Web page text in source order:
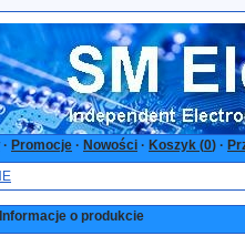
· Promocje · Nowości · Koszyk (0) ·
Informacje o produkcie